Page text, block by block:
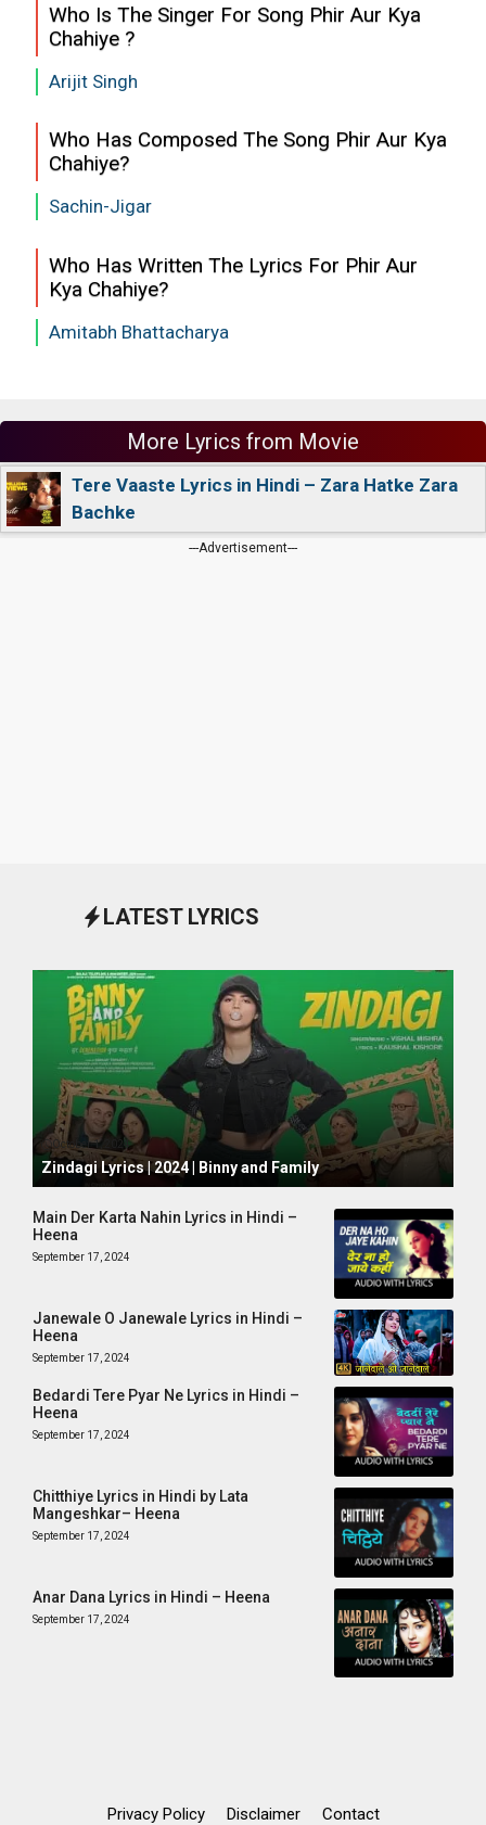
Who Is The Singer For Song Phir Aur Kya
Chahiye ?
Arijit Singh
Who Has Composed The Song Phir Aur Kya
Chahiye?
Sachin-Jigar
Who Has Written The Lyrics For Phir Aur
Kya Chahiye?
Amitabh Bhattacharya
More Lyrics from Movie
Tere Vaaste Lyrics in Hindi – Zara Hatke Zara
Bachke
---Advertisement---
LATEST LYRICS
October 1, 2024
Zindagi Lyrics | 2024 | Binny and Family
Main Der Karta Nahin Lyrics in Hindi –
Heena
September 17, 2024
Janewale O Janewale Lyrics in Hindi –
Heena
September 17, 2024
Bedardi Tere Pyar Ne Lyrics in Hindi –
Heena
September 17, 2024
Chitthiye Lyrics in Hindi by Lata
Mangeshkar– Heena
September 17, 2024
Anar Dana Lyrics in Hindi – Heena
September 17, 2024
Privacy Policy Disclaimer Contact